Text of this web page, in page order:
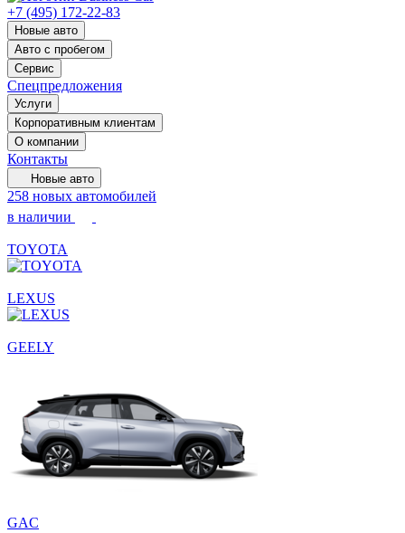
+7 (495) 172-22-83
Новые авто
Авто с пробегом
Сервис
Спецпредложения
Услуги
Корпоративным клиентам
О компании
Контакты
Новые авто
258 новых автомобилей
в наличии
TOYOTA
LEXUS
GEELY
GAC